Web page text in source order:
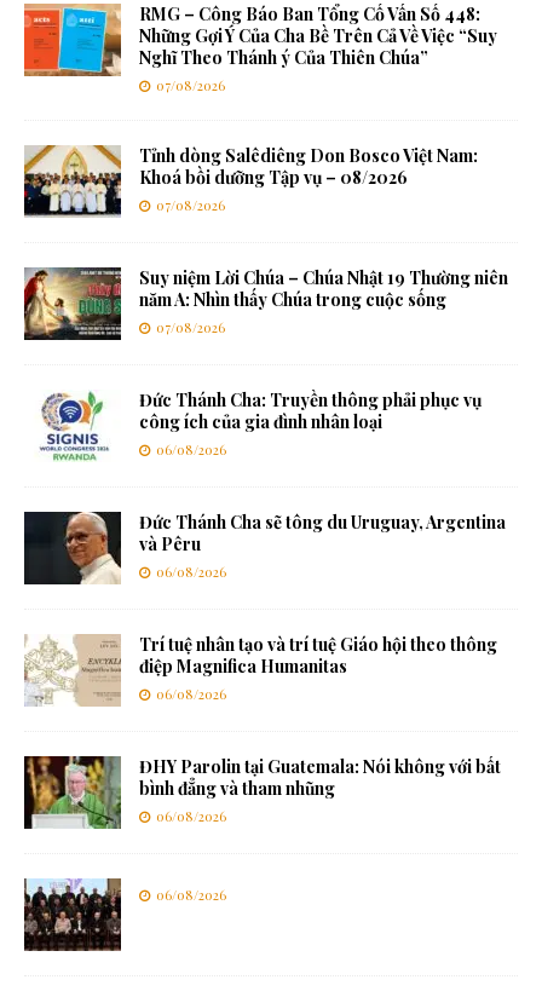
RMG – Công Báo Ban Tổng Cố Vấn Số 448:
Những Gợi Ý Của Cha Bề Trên Cả Về Việc “Suy
Nghĩ Theo Thánh ý Của Thiên Chúa”
07/08/2026
Tỉnh dòng Salêdiêng Don Bosco Việt Nam:
Khoá bồi dưỡng Tập vụ – 08/2026
07/08/2026
Suy niệm Lời Chúa – Chúa Nhật 19 Thường niên
năm A: Nhìn thấy Chúa trong cuộc sống
07/08/2026
Đức Thánh Cha: Truyền thông phải phục vụ
công ích của gia đình nhân loại
06/08/2026
Đức Thánh Cha sẽ tông du Uruguay, Argentina
và Pêru
06/08/2026
Trí tuệ nhân tạo và trí tuệ Giáo hội theo thông
điệp Magnifica Humanitas
06/08/2026
ĐHY Parolin tại Guatemala: Nói không với bất
bình đẳng và tham nhũng
06/08/2026
06/08/2026